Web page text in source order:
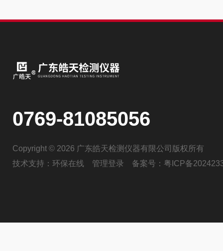
0769-81085056
Copyright © 2026 广东皓天检测仪器有限公司版权所有
技术支持： 环保在线 管理登录 备案号： 粤ICP备